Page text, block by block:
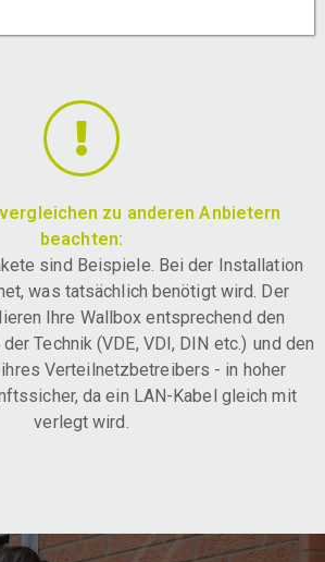
zu anderen Anbietern
beachten:
sind Beispiele. Bei der Installation
was tatsächlich benötigt wird. Der
Ihre Wallbox entsprechend den
Technik (VDE, VDI, DIN etc.) und den
ihres Verteilnetzbetreibers - in hoher
da ein LAN-Kabel gleich mit
verlegt wird.